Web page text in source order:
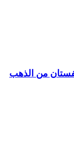
من الذهب